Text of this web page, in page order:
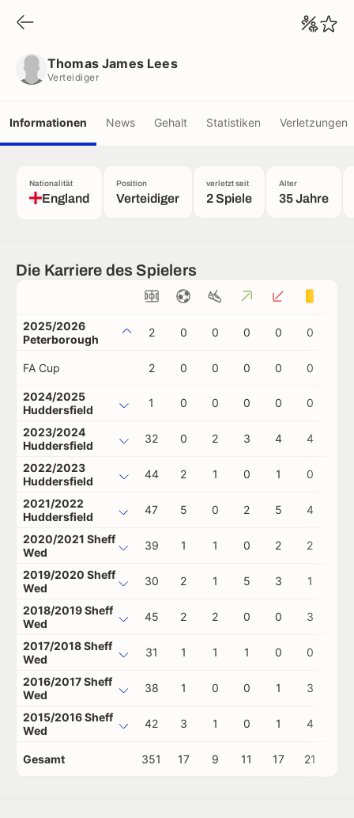
Thomas James Lees
Verteidiger
Informationen News Gehalt Statistiken Verletzungen
Nationalität
England
Position
Verteidiger
verletzt seit
2 Spiele
Alter
35 Jahre
Die Karriere des Spielers
2025/2026
Peterborough
2 0 0 0 0 0
FA Cup 2 0 0 0 0 0
2024/2025
Huddersfield
1 0 0 0 0 0
2023/2024
Huddersfield
32 0 2 3 4 4
2022/2023
Huddersfield
44 2 1 0 1 0
2021/2022
Huddersfield
47 5 0 2 5 4
2020/2021 Sheff
Wed
39 1 1 0 2 2
2019/2020 Sheff
Wed
30 2 1 5 3 1
2018/2019 Sheff
Wed
45 2 2 0 0 3
2017/2018 Sheff
Wed
31 1 1 1 0 0
2016/2017 Sheff
Wed
38 1 0 0 1 3
2015/2016 Sheff
Wed
42 3 1 0 1 4
Gesamt 351 17 9 11 17 21